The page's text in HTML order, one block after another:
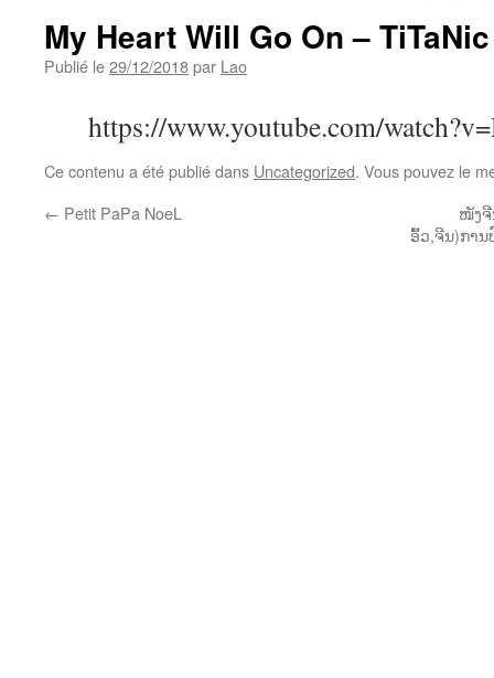
My Heart Will Go On –
Publié le29/12/2018par Lao
https://www.youtube.com/
Ce contenu a été publié dans Uncategorized. Vous pouvez le
← Petit PaPa NoeL
ໜັງຈີ
ອົ້ວ,ຈີນ)ກາ